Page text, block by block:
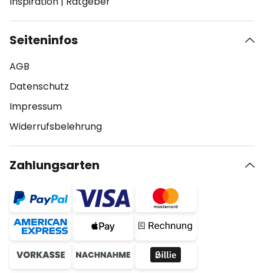
Seiteninfos
AGB
Datenschutz
Impressum
Widerrufsbelehrung
Zahlungsarten